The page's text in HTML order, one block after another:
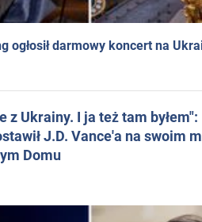
ogłosił darmowy koncert na
z Ukrainy. I ja też tam
J.D. Vance'a na swoim
Domu